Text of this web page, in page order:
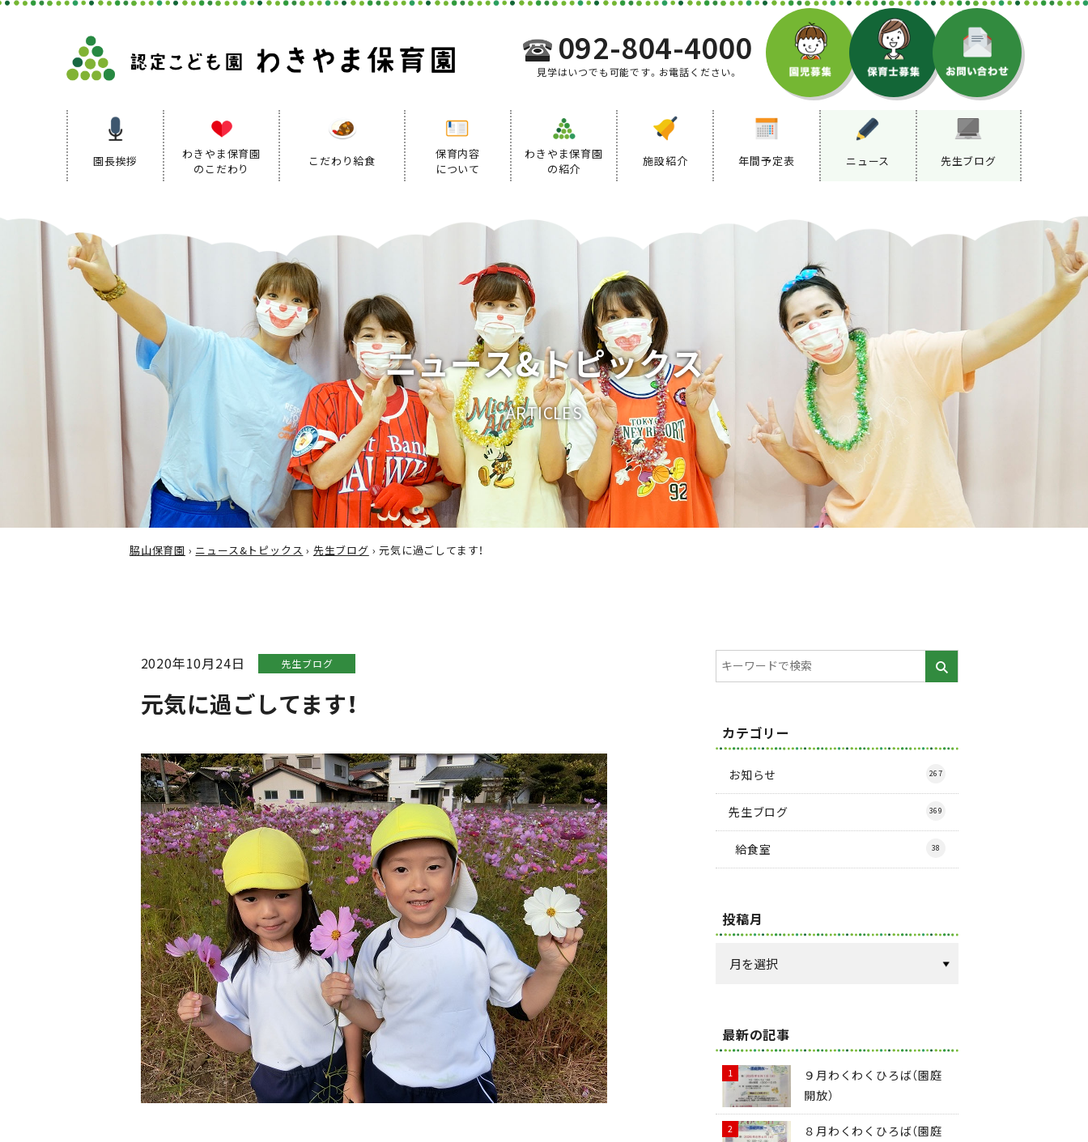
092-804-4000
見学はいつでも可能です。お電話ください。
園長挨拶
わきやま保育園
のこだわり
保育方針
保育の特色
保育方針
こだわり給食
保育内容
について
デイリープログラム
わきやま保育園
の紹介
施設紹介 年間予定表 ニュース 先生ブログ
ニュース&トピックス
ARTICLES
脇山保育園 › ニュース&トピックス › 先生ブログ ›元気に過ごしてます！
2020年10月24日 先生ブログ
元気に過ごしてます！
カテゴリー
お知らせ 267
先生ブログ 369
給食室 38
投稿月
最新の記事
９月わくわくひろば（園庭
開放）
８月わくわくひろば（園庭